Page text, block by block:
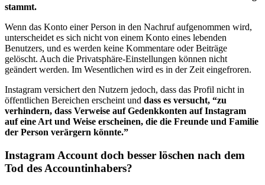
stammt.
Wenn das Konto einer Person in den Nachruf aufgenommen wird,
unterscheidet es sich nicht von einem Konto eines lebenden
Benutzers, und es werden keine Kommentare oder Beiträge
gelöscht. Auch die Privatsphäre-Einstellungen können nicht
geändert werden. Im Wesentlichen wird es in der Zeit eingefroren.
Instagram versichert den Nutzern jedoch, dass das Profil nicht in
öffentlichen Bereichen erscheint und dass es versucht, “zu
verhindern, dass Verweise auf Gedenkkonten auf Instagram
auf eine Art und Weise erscheinen, die die Freunde und Familie
der Person verärgern könnte.”
Instagram Account doch besser löschen nach dem
Tod des Accountinhabers?